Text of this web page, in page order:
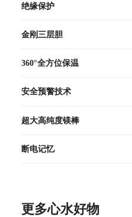
绝缘保护
金刚三层胆
360°全方位保温
安全预警技术
超大高纯度镁棒
断电记忆
更多心水好物